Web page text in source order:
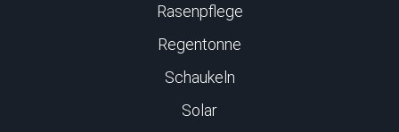
Rasenpflege
Regentonne
Schaukeln
Solar